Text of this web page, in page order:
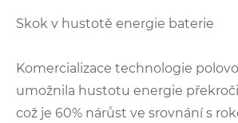
Skok v hustotě energie baterie
Komercializace technologie
umožnila hustotu energie
což je 60% nárůst ve srovnání s